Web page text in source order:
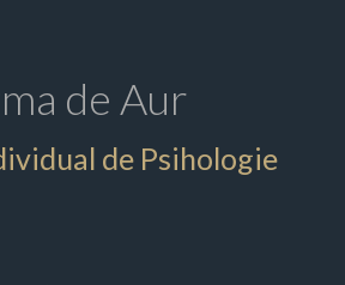
de Aur
de Psihologie